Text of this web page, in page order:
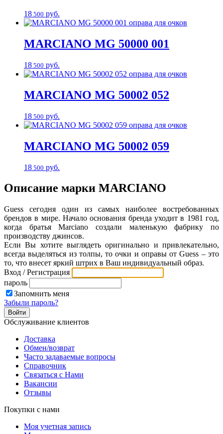
18 500 руб.
MARCIANO MG 50000 001
18 500 руб.
MARCIANO MG 50002 052
18 500 руб.
MARCIANO MG 50002 059
18 500 руб.
Описание марки MARCIANO
Guess сегодня один из самых наиболее востребованных
брендов в мире. Начало основания бренда уходит в 1981 год,
когда братья Marciano создали маленькую фабрику по
производству джинсов.
Если Вы хотите выглядеть оригинально и привлекательно,
всегда выделяться из толпы, то очки и оправы от Guess – это
то, что внесет яркий штрих в Ваш индивидуальный образ.
Вход / Регистрация
пароль
Запомнить меня
Забыли пароль?
Обслуживание клиентов
Доставка
Обмен/возврат
Часто задаваемые вопросы
Справочник
Связаться с Нами
Вакансии
Отзывы
Покупки с нами
Моя учетная запись